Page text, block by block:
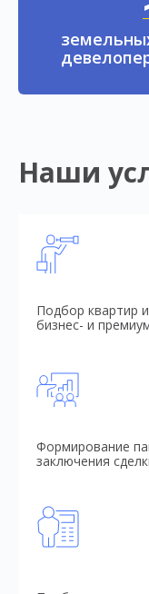
Наши
Подбор квартир
бизнес- и
Формирование
заключения